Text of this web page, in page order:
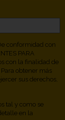
conformidad con
PARA
con la finalidad de
obtener más
sus derechos,
tal y como se
en la